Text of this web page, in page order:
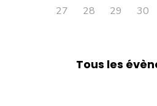
27 28 29 30
Tous les